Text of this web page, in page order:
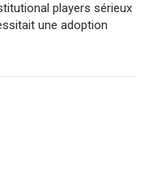
players sérieux
une adoption